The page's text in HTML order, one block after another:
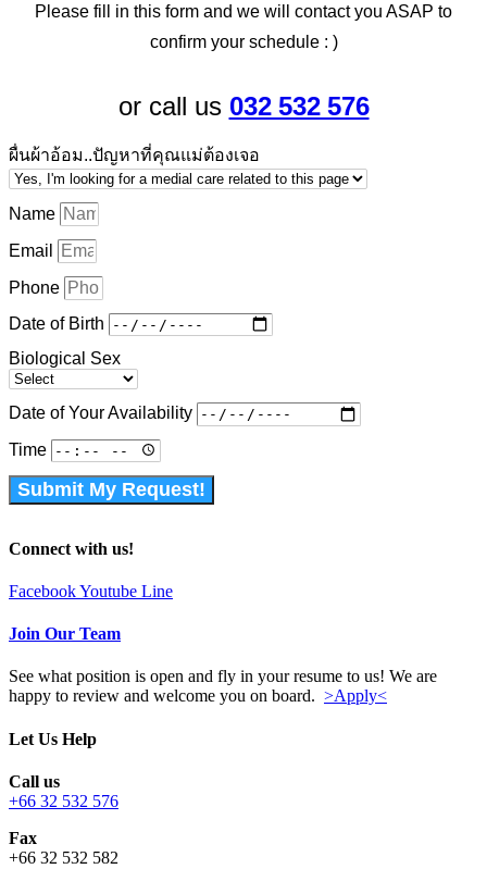
Please fill in this form and we will contact you ASAP to
confirm your schedule : )
or call us 032 532 576
ผื่นผ้าอ้อม..ปัญหาที่คุณแม่ต้องเจอ
Name
Email
Phone
Date of Birth
Biological Sex
Date of Your Availability
Time
Submit My Request!
Connect with us!
FacebookYoutube Line
Join Our Team
See what position is open and fly in your resume to us! We are
happy to review and welcome you on board. >Apply<
Let Us Help
Call us
+66 32 532 576
Fax
+66 32 532 582